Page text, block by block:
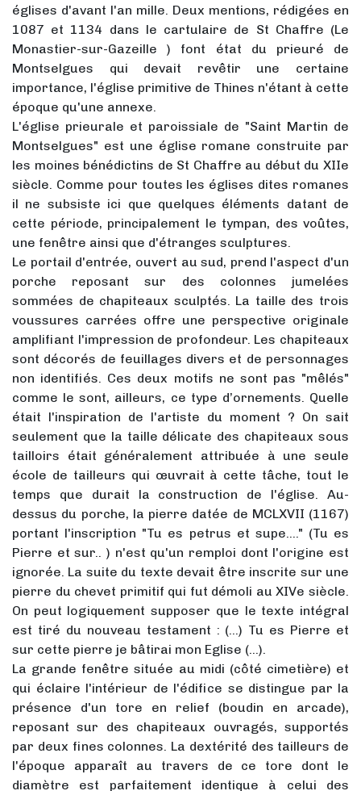
églises d'avant l'an mille. Deux mentions, rédigées en
1087 et 1134 dans le cartulaire de St Chaffre (Le
Monastier-sur-Gazeille ) font état du prieuré de
Montselgues qui devait revêtir une certaine
importance, l'église primitive de Thines n'étant à cette
époque qu'une annexe.
L'église prieurale et paroissiale de "Saint Martin de
Montselgues" est une église romane construite par
les moines bénédictins de St Chaffre au début du XIIe
siècle. Comme pour toutes les églises dites romanes
il ne subsiste ici que quelques éléments datant de
cette période, principalement le tympan, des voûtes,
une fenêtre ainsi que d'étranges sculptures.
Le portail d'entrée, ouvert au sud, prend l'aspect d'un
porche reposant sur des colonnes jumelées
sommées de chapiteaux sculptés. La taille des trois
voussures carrées offre une perspective originale
amplifiant l'impression de profondeur. Les chapiteaux
sont décorés de feuillages divers et de personnages
non identifiés. Ces deux motifs ne sont pas "mêlés"
comme le sont, ailleurs, ce type d’ornements. Quelle
était l'inspiration de l'artiste du moment ? On sait
seulement que la taille délicate des chapiteaux sous
tailloirs était généralement attribuée à une seule
école de tailleurs qui œuvrait à cette tâche, tout le
temps que durait la construction de l'église. Au-
dessus du porche, la pierre datée de MCLXVII (1167)
portant l'inscription "Tu es petrus et supe…." (Tu es
Pierre et sur.. ) n'est qu'un remploi dont l'origine est
ignorée. La suite du texte devait être inscrite sur une
pierre du chevet primitif qui fut démoli au XIVe siècle.
On peut logiquement supposer que le texte intégral
est tiré du nouveau testament : (…) Tu es Pierre et
sur cette pierre je bâtirai mon Eglise (…).
La grande fenêtre située au midi (côté cimetière) et
qui éclaire l'intérieur de l'édifice se distingue par la
présence d'un tore en relief (boudin en arcade),
reposant sur des chapiteaux ouvragés, supportés
par deux fines colonnes. La dextérité des tailleurs de
l'époque apparaît au travers de ce tore dont le
diamètre est parfaitement identique à celui des